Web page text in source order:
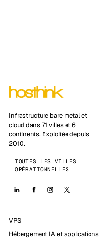
Infrastructure bare metal et
cloud dans 71 villes et 6
continents. Exploitée depuis
2010.
TOUTES LES VILLES
OPÉRATIONNELLES
VPS
Hébergement IA et applications